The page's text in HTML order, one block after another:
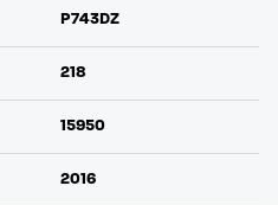
P743DZ
218
15950
2016